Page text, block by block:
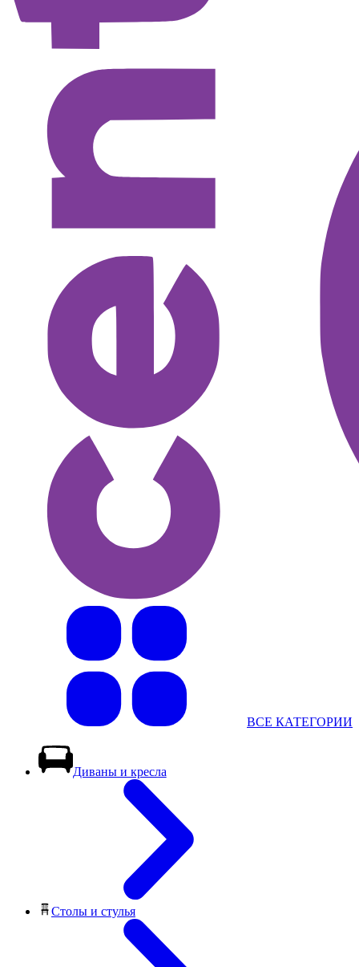
ВСЕ КАТЕГОРИИ
Диваны и кресла
Столы и стулья